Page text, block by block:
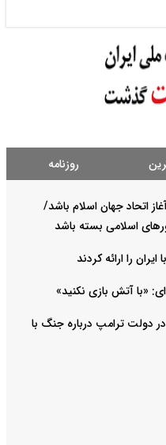
روزنامه
اتحاد جهان اسلام باشد/
اسلامی بسته باشد
«با آتش بازی نکنید»
دولت ترامپ درباره جنگ با